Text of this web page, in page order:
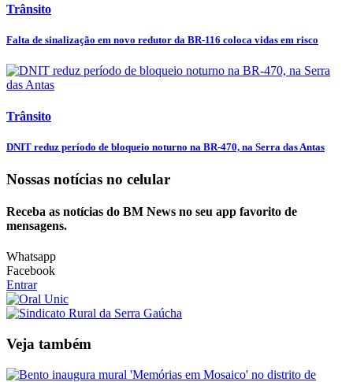
Trânsito
Falta de sinalização em novo redutor da BR-116 coloca vidas em risco
Trânsito
DNIT reduz período de bloqueio noturno na BR-470, na Serra das Antas
Nossas notícias no celular
Receba as notícias do BM News no seu app favorito de
mensagens.
Whatsapp
Facebook
Entrar
Veja também